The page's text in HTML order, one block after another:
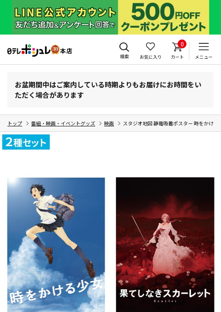
検索 お気に入り
0
カート メニュー
お盆期間中はご案内している時期よりもお届けにお時間をい
ただく場合があります
トップ 番組・映画・イベントグッズ 映画 スタジオ地図 静電吸着ポスター 時をかけ